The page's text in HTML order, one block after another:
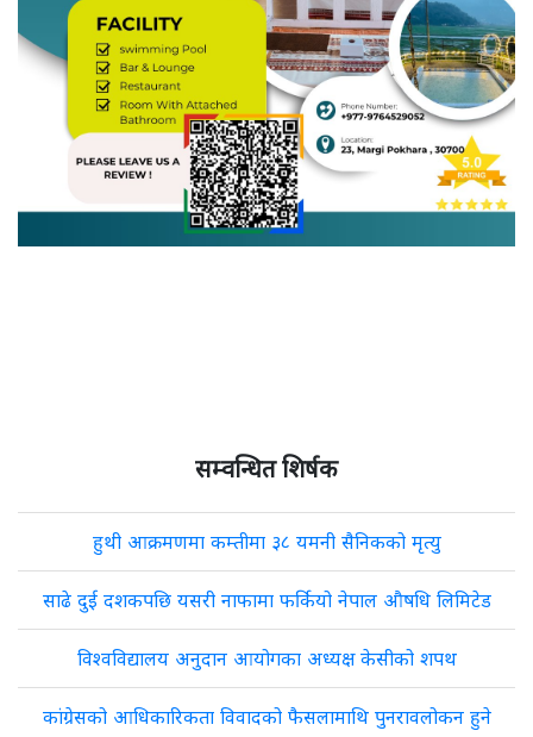
सम्वन्धित शिर्षक
हुथी आक्रमणमा कम्तीमा ३८ यमनी सैनिकको मृत्यु
साढे दुई दशकपछि यसरी नाफामा फर्कियो नेपाल औषधि लिमिटेड
विश्वविद्यालय अनुदान आयोगका अध्यक्ष केसीको शपथ
कांग्रेसको आधिकारिकता विवादको फैसलामाथि पुनरावलोकन हुने